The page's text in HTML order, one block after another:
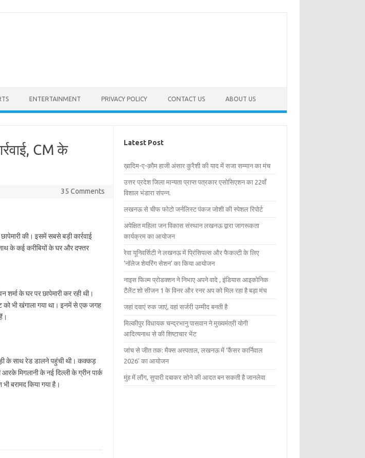
ENTERTAINMENT PRIVACY POLICY CONTACT US ABOUT US
CM के
35 Comments
की। इसमें सबसे बड़ी कार्रवाई
के कई करीबियों के घर और दफ्तर
के घर पर छापेमारी कर रही थी।
को भी खंगाला गया था। इनमें से एक जगह
के साथ रेड डालने पहुंची थी। कक्कड़
मिगलानी के नई दिल्ली के ग्रीन पार्क
बरामद किया गया है।
Latest Post
ख़ादिम-ए-क़ौम हाजी अंसार कुरैशी की याद में सजा सम्मान का मंच
उत्तर प्रदेश जिला मान्यता प्राप्त पत्रकार एसोसिएशन का 22वाँ
विशाल भंडारा संपन्न.
लखनऊ से चीफ फोटो जर्नलिस्ट पंकज जोशी की स्पेशल रिपोर्ट
अपेक्षित महिला जन विकास संस्थान लखनऊ द्वारा जागरूकता
कार्यक्रम का आयोजन
रेवा यूनिवर्सिटी ने लखनऊ में प्रिंसिपल्स और फैकल्टी के लिए
‘नॉलेज शेयरिंग सेशन’ का किया आयोजन
नाइस फिल्म प्रोडक्शन ने निभाए अपने वादे , इंडियास आइकोनिक
टैलेंट शो सीजन 1 के विनर और रनर अप को मिल रहा है बड़ा मंच
जहां दवाएं रुक जाएं, वहां सर्जरी उम्मीद बनती है
मिल्कीपुर विधायक चन्द्रभानु पासवान ने मुख्यमंत्री योगी
आदित्यनाथ से की शिष्टाचार भेंट
जांच से जीत तक: मैक्स अस्पताल, लखनऊ में ‘कैंसर कार्निवाल
2026’ का आयोजन
मुंह में लौंग, सुपारी दबाकर सोने की आदत बन सकती है जानलेवा